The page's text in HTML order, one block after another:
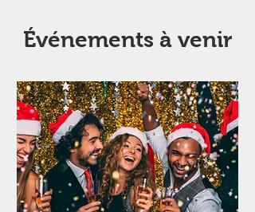
Événements à venir